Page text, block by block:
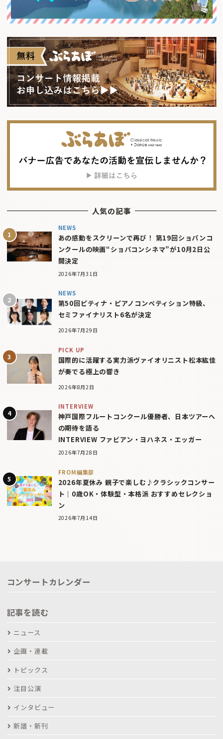
人気の記事
NEWS
あの感動をスクリーンで再び！ 第19回ショパンコ
ンクールの映画“ショパコンシネマ”が10月2日公
開決定
2026年7月31日
NEWS
第50回ピティナ・ピアノコンペティション特級、
セミファイナリスト6名が決定
2026年7月29日
PICK UP
国際的に活躍する実力派ヴァイオリニスト松本紘佳
が奏でる極上の響き
2026年8月2日
INTERVIEW
神戸国際フルートコンクール優勝者、日本ツアーへ
の期待を語る
INTERVIEW ファビアン・ヨハネス・エッガー
2026年7月28日
FROM編集部
2026年夏休み 親子で楽しむ♪クラシックコンサー
ト｜0歳OK・体験型・本格派 おすすめセレクショ
ン
2026年7月14日
コンサートカレンダー
記事を読む
ニュース
企画・連載
トピックス
注目公演
インタビュー
新譜・新刊